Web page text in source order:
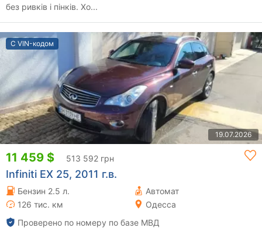
без ривків і пінків. Хо...
С VIN-кодом
19.07.2026
11 459 $ 513 592 грн
Infiniti EX 25, 2011 г.в.
Бензин 2.5 л.
Автомат
126 тис. км
Одесса
Проверено по номеру по базе МВД